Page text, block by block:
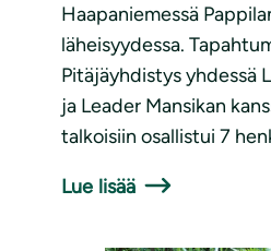
Haapaniemessä
läheisyydessa.
Pitäjäyhdistys yhdessä
ja Leader Mansikan
talkoisiin osallistui 7
Lue lisää